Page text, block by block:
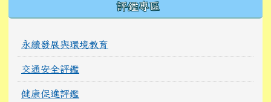
評鑑專區
永續發展與環境教育
交通安全評鑑
健康促進評鑑